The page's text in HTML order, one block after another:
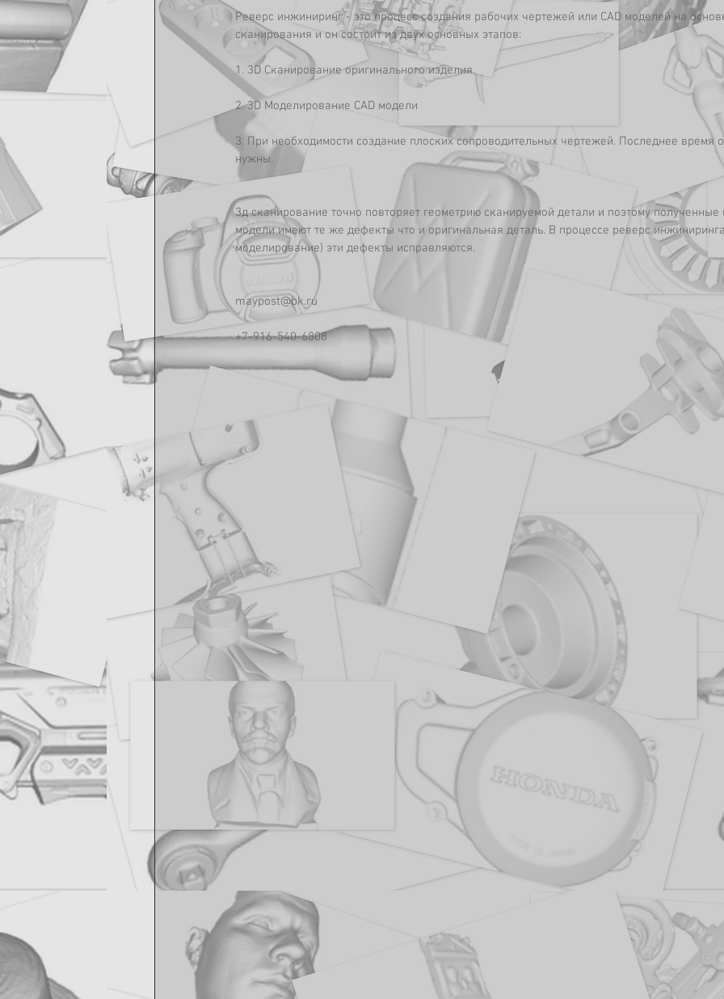
Реверс инжиниринг - это процесс создания рабочих чертежей или CAD моделей на
сканирования и он состоит из двух основных этапов:
1. 3D Сканирование оригинального изделия
2. 3D Моделирование CAD модели
3. При необходимости создание плоских сопроводительных чертежей. Последнее время
нужны.
3д сканирование точно повторяет геометрию сканируемой детали и поэтому полученные
модели имеют те же дефекты что и оригинальная деталь. В процессе реверс
моделирование) эти дефекты исправляются.
maypost@bk.ru
+7-916-540-6808